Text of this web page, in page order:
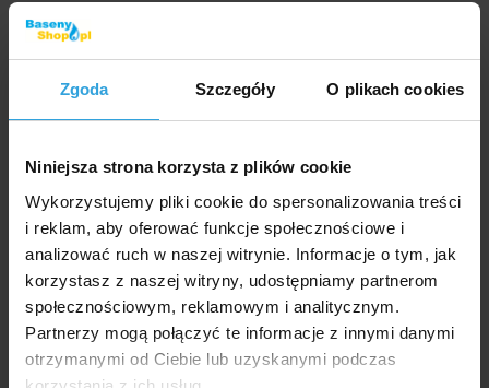
Zgoda Szczegóły O plikach cookies
Niniejsza strona korzysta z plików cookie
Wykorzystujemy pliki cookie do spersonalizowania treści
i reklam, aby oferować funkcje społecznościowe i
analizować ruch w naszej witrynie. Informacje o tym, jak
korzystasz z naszej witryny, udostępniamy partnerom
społecznościowym, reklamowym i analitycznym.
Partnerzy mogą połączyć te informacje z innymi danymi
otrzymanymi od Ciebie lub uzyskanymi podczas
Kod produktu:
Marka: GRE
Dostępność:
1 943,09 zł bez VAT 2 390,- zł
do koszyka
Zapytaj sprzedawcę